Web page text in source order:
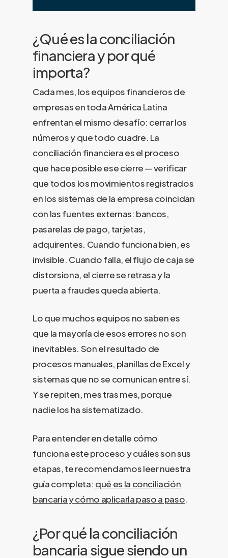
¿Qué es la conciliación
financiera y por qué
importa?
Cada mes, los equipos financieros de
empresas en toda América Latina
enfrentan el mismo desafío: cerrar los
números y que todo cuadre. La
conciliación financiera es el proceso
que hace posible ese cierre — verificar
que todos los movimientos registrados
en los sistemas de la empresa coincidan
con las fuentes externas: bancos,
pasarelas de pago, tarjetas,
adquirentes. Cuando funciona bien, es
invisible. Cuando falla, el flujo de caja se
distorsiona, el cierre se retrasa y la
puerta a fraudes queda abierta.
Lo que muchos equipos no saben es
que la mayoría de esos errores no son
inevitables. Son el resultado de
procesos manuales, planillas de Excel y
sistemas que no se comunican entre sí.
Y se repiten, mes tras mes, porque
nadie los ha sistematizado.
Para entender en detalle cómo
funciona este proceso y cuáles son sus
etapas, te recomendamos leer nuestra
guía completa: qué es la conciliación
bancaria y cómo aplicarla paso a paso.
¿Por qué la conciliación
bancaria sigue siendo un